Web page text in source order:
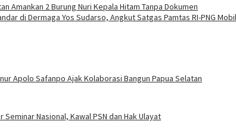
Amankan 2 Burung Nuri Kepala Hitam Tanpa Dokumen
di Dermaga Yos Sudarso, Angkut Satgas Pamtas RI-PNG
Apolo Safanpo Ajak Kolaborasi Bangun Papua Selatan
Seminar Nasional, Kawal PSN dan Hak Ulayat